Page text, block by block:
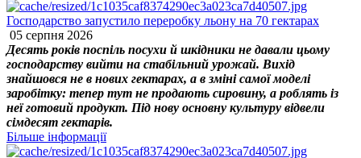
Господарство запустило переробку льону на 70 гектарах
05 серпня 2026
Десять років поспіль посухи й шкідники не давали цьому
господарству вийти на стабільний урожай. Вихід
знайшовся не в нових гектарах, а в зміні самої моделі
заробітку: тепер тут не продають сировину, а роблять із
неї готовий продукт. Під нову основну культуру відвели
сімдесят гектарів.
Більше інформації